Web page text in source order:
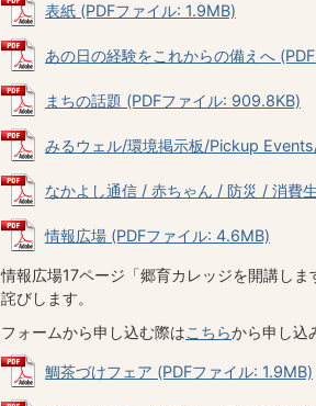
表紙 (PDFファイル: 1.9MB)
あの日の経験をこれからの備えへ
まちの話題 (PDFファイル: 909.8KB)
みるウェル/環境掲示板/Pickup
なかよし通信 / 赤ちゃん / 防災 / 消費
情報広場 (PDFファイル: 4.6MB)
情報広場17ページ「郷育カレッジを開講し
詫びします。
フォームから申し込む際はこちらから申し込
鯛茶づけフェア (PDFファイル: 1.9MB)